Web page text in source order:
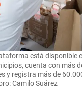
está disponible
cuenta con más
y registra más de
Camilo Suárez